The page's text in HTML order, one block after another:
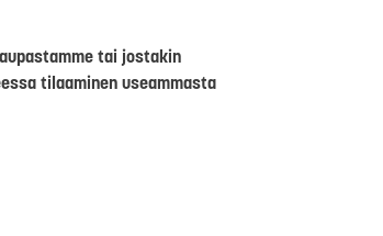
tai jostakin
tilaaminen useammasta